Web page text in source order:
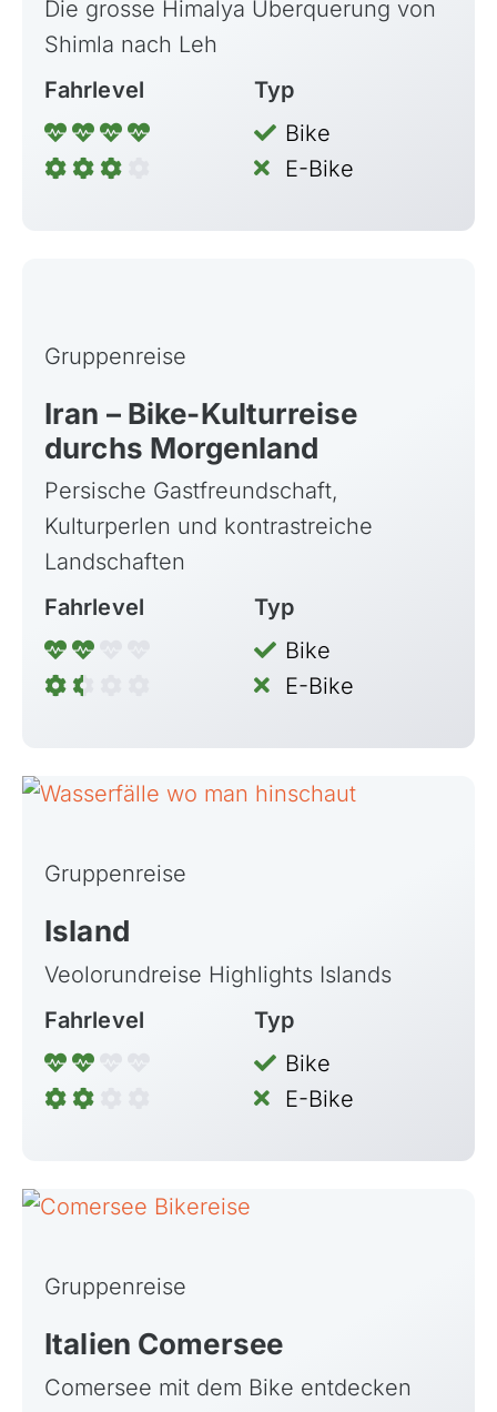
Die grosse Himalya Überquerung von
Shimla nach Leh
Fahrlevel
Typ
Bike
E-Bike
Gruppenreise
Iran – Bike-Kulturreise
durchs Morgenland
Persische Gastfreundschaft,
Kulturperlen und kontrastreiche
Landschaften
Fahrlevel
Typ
Bike
E-Bike
Gruppenreise
Island
Veolorundreise Highlights Islands
Fahrlevel
Typ
Bike
E-Bike
Gruppenreise
Italien Comersee
Comersee mit dem Bike entdecken